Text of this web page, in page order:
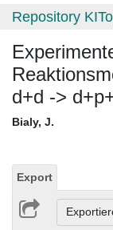
Repository
d+d ->
Bialy, J.
Export